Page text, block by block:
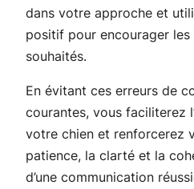
dans votre approche et
positif pour encourager
souhaités.
En évitant ces erreurs de
courantes, vous faciliterez
votre chien et renforcerez
patience, la clarté et la
d’une communication